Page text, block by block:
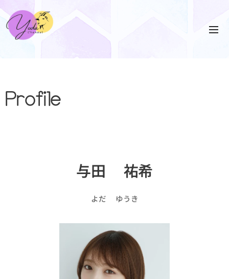
Profile
与田 祐希
よだ ゆうき